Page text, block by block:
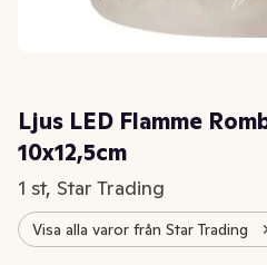
Ljus LED Flamme
10x12,5cm
1 st, Star Trading
Visa alla varor från Star Trading